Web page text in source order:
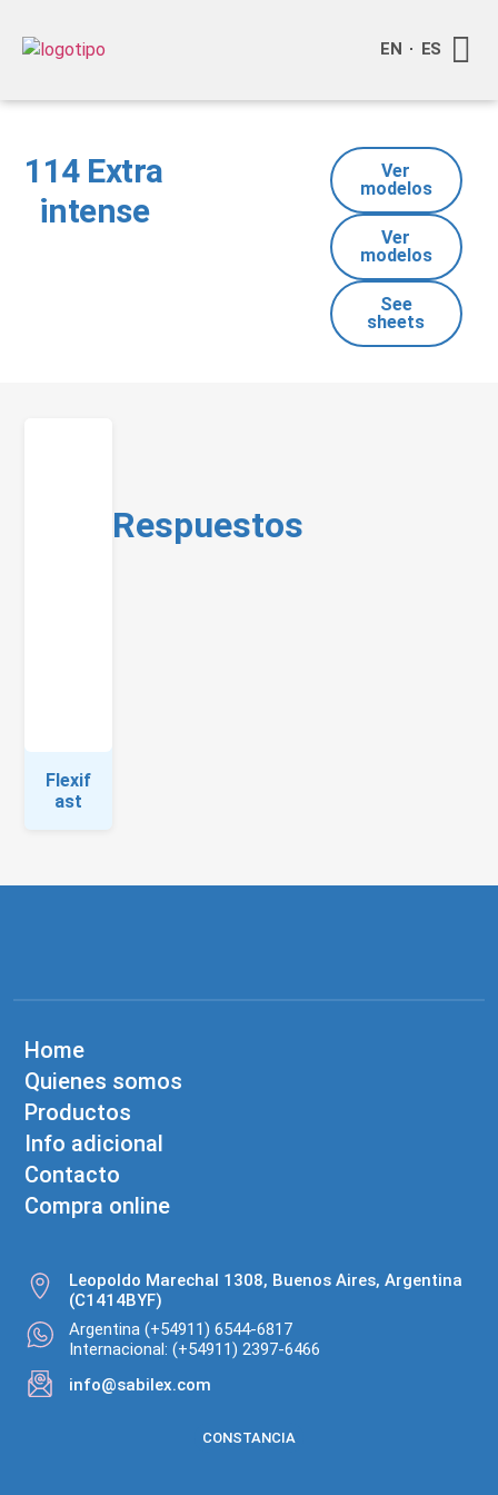
EN ES
114 Extra
intense
Ver
modelos
Ver
modelos
See
sheets
Flexif
ast
Respuestos
Home
Quienes somos
Productos
Info adicional
Contacto
Compra online
Leopoldo Marechal 1308, Buenos Aires, Argentina
(C1414BYF)
Argentina (+54911) 6544-6817
Internacional: (+54911) 2397-6466
info@sabilex.com
CONSTANCIA